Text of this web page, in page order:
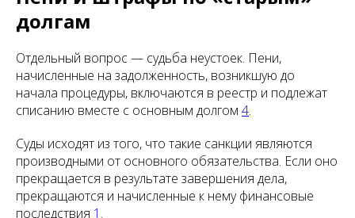
долгам
Отдельный вопрос — судьба неустоек. Пени,
начисленные на задолженность, возникшую до
начала процедуры, включаются в реестр и подлежат
списанию вместе с основным долгом 4.
Суды исходят из того, что такие санкции являются
производными от основного обязательства. Если оно
прекращается в результате завершения дела,
прекращаются и начисленные к нему финансовые
последствия 1 .